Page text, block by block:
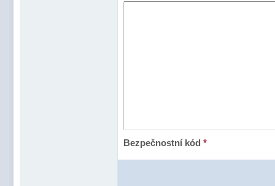
Bezpečnostní kód *